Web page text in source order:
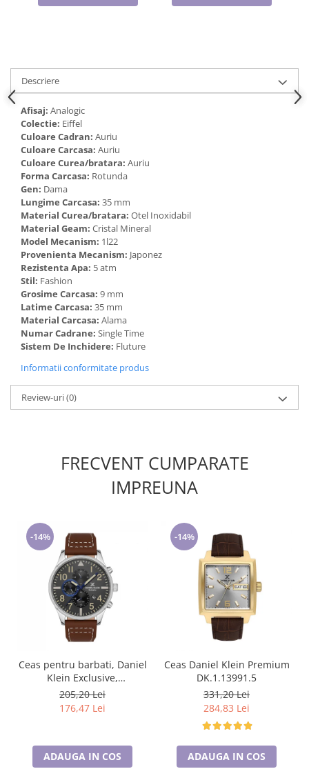
Cadouri pentru Doctori
Descriere
Afisaj: Analogic
Colectie: Eiffel
Culoare Cadran: Auriu
Culoare Carcasa: Auriu
Culoare Curea/bratara: Auriu
Forma Carcasa: Rotunda
Gen: Dama
Lungime Carcasa: 35 mm
Material Curea/bratara: Otel Inoxidabil
Material Geam: Cristal Mineral
Model Mecanism: 1l22
Provenienta Mecanism: Japonez
Rezistenta Apa: 5 atm
Stil: Fashion
Grosime Carcasa: 9 mm
Latime Carcasa: 35 mm
Material Carcasa: Alama
Numar Cadrane: Single Time
Sistem De Inchidere: Fluture
Informatii conformitate produs
Review-uri(0)
FRECVENT CUMPARATE
IMPREUNA
-14%
Ceas pentru barbati, Daniel
Klein Exclusive,
DK.1.13389.2
205,20 Lei
176,47 Lei
ADAUGA IN COS
-14%
Ceas Daniel Klein Premium
DK.1.13991.5
331,20 Lei
284,83 Lei
ADAUGA IN COS